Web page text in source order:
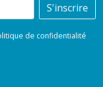
S'inscrire
de confidentialité